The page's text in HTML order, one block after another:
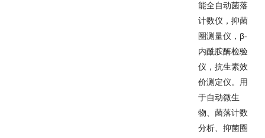
能全自动菌落
计数仪，抑菌
圈测量仪，β-
内酰胺酶检验
仪，抗生素效
价测定仪。用
于自动微生
物、菌落计数
分析、抑菌圈